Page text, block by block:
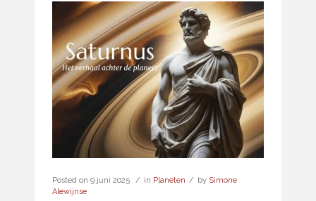
Posted on 9 juni 2025 in Planeten by Simone
Alewijnse